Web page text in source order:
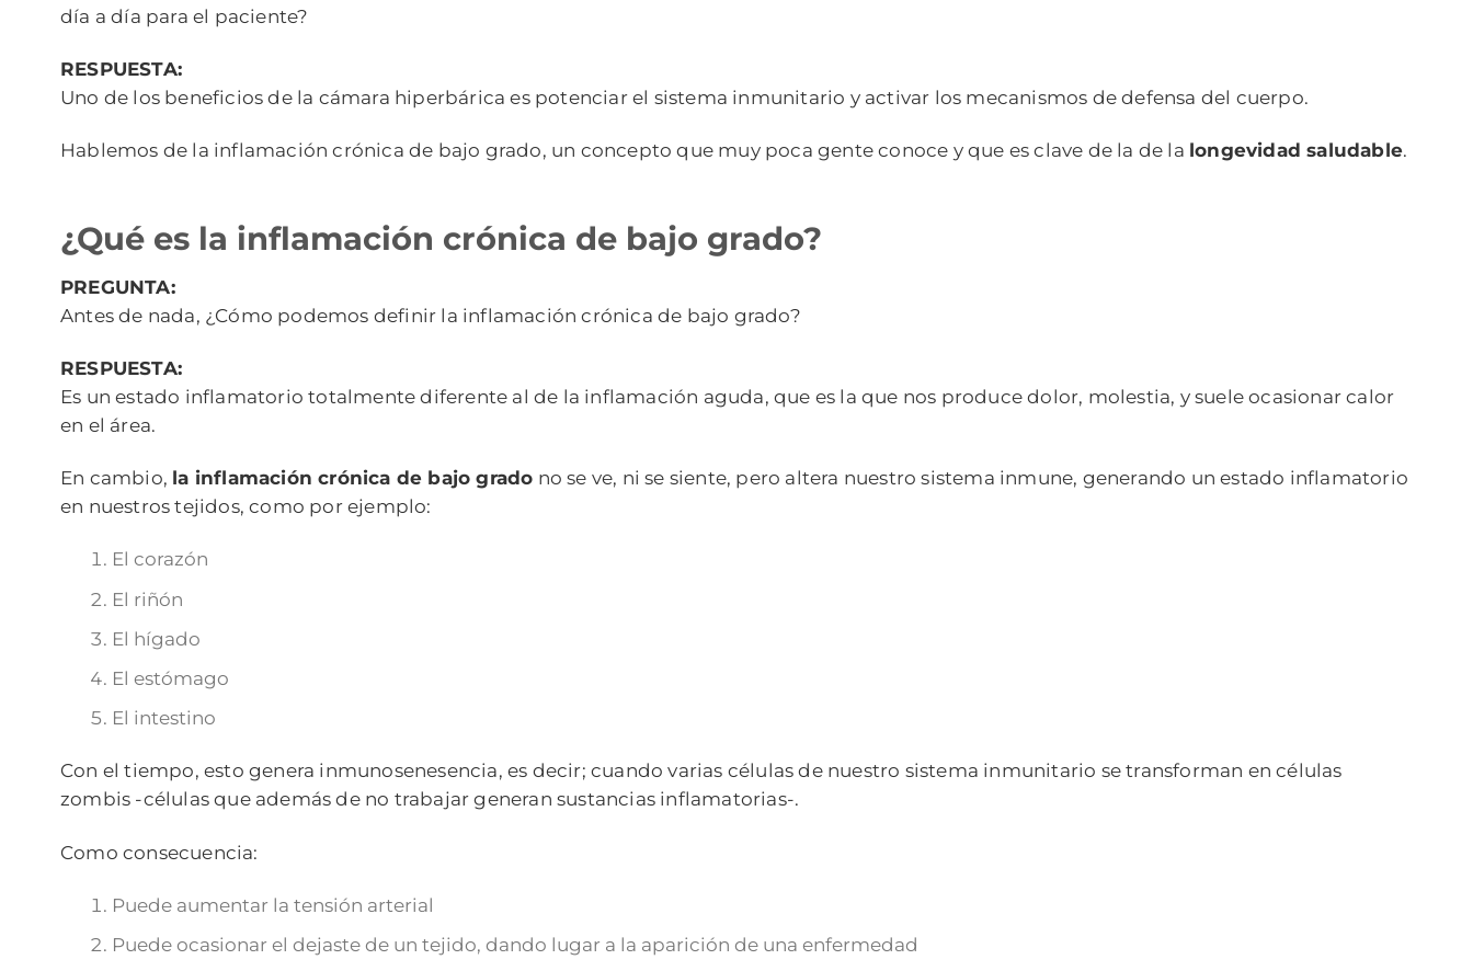
día a día para el paciente?
RESPUESTA:
Uno de los beneficios de la cámara hiperbárica es potenciar el sistema inmunitario y activar los mecanismos de defensa del cuerpo.
Hablemos de la inflamación crónica de bajo grado, un concepto que muy poca gente conoce y que es clave de la de la longevidad saludable.
¿Qué es la inflamación crónica de bajo grado?
PREGUNTA:
Antes de nada, ¿Cómo podemos definir la inflamación crónica de bajo grado?
RESPUESTA:
Es un estado inflamatorio totalmente diferente al de la inflamación aguda, que es la que nos produce dolor, molestia, y suele ocasionar calor
en el área.
En cambio, la inflamación crónica de bajo grado no se ve, ni se siente, pero altera nuestro sistema inmune, generando un estado inflamatorio
en nuestros tejidos, como por ejemplo:
El corazón
El riñón
El hígado
El estómago
El intestino
Con el tiempo, esto genera inmunosenesencia, es decir; cuando varias células de nuestro sistema inmunitario se transforman en células
zombis -células que además de no trabajar generan sustancias inflamatorias-.
Como consecuencia:
Puede aumentar la tensión arterial
Puede ocasionar el dejaste de un tejido, dando lugar a la aparición de una enfermedad